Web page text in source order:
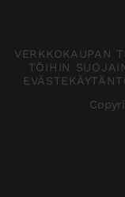
VERKKOKAUPAN
TÖIHIN